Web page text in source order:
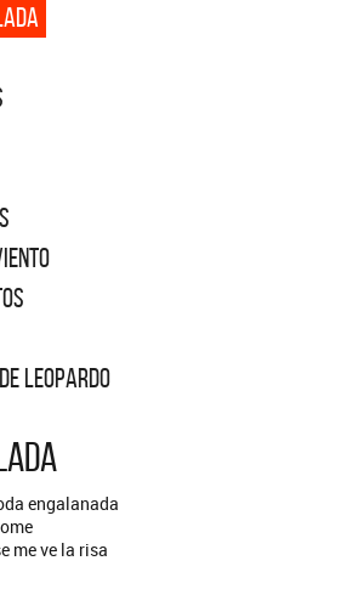
LEOPARDO
engalanada
me ve la risa